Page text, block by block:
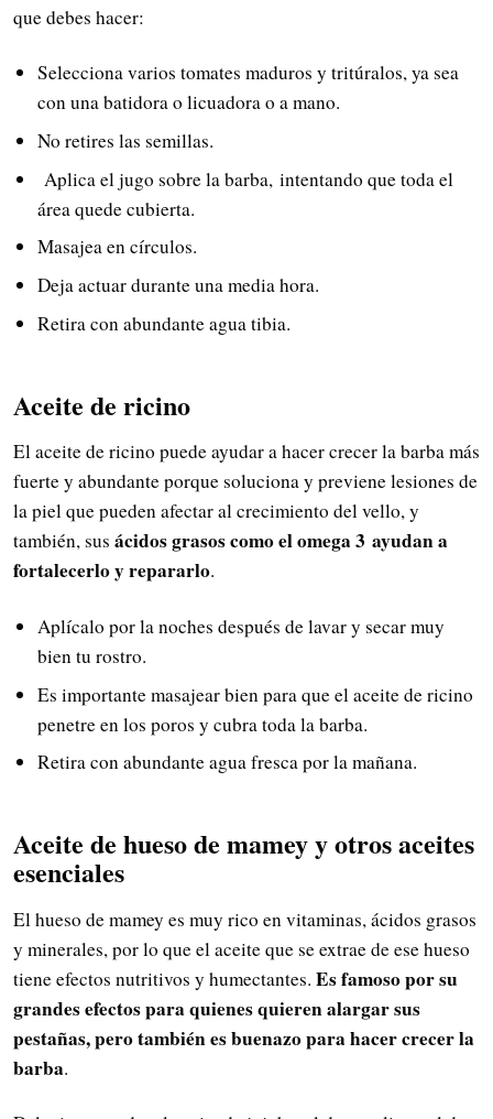
que debes hacer:
Selecciona varios tomates maduros y tritúralos, ya sea
con una batidora o licuadora o a mano.
No retires las semillas.
Aplica el jugo sobre la barba, intentando que toda el
área quede cubierta.
Masajea en círculos.
Deja actuar durante una media hora.
Retira con abundante agua tibia.
Aceite de ricino
El aceite de ricino puede ayudar a hacer crecer la barba más
fuerte y abundante porque soluciona y previene lesiones de
la piel que pueden afectar al crecimiento del vello, y
también, sus ácidos grasos como el omega 3 ayudan a
fortalecerlo y repararlo.
Aplícalo por la noches después de lavar y secar muy
bien tu rostro.
Es importante masajear bien para que el aceite de ricino
penetre en los poros y cubra toda la barba.
Retira con abundante agua fresca por la mañana.
Aceite de hueso de mamey y otros aceites
esenciales
El hueso de mamey es muy rico en vitaminas, ácidos grasos
y minerales, por lo que el aceite que se extrae de ese hueso
tiene efectos nutritivos y humectantes. Es famoso por su
grandes efectos para quienes quieren alargar sus
pestañas, pero también es buenazo para hacer crecer la
barba.